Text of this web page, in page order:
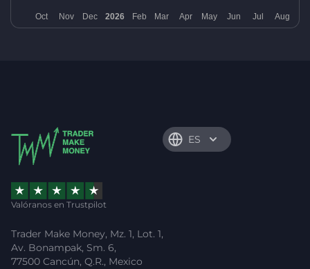
ES
Valóranos en Trustpilot
Trader Make Money, Mz. 1, Lot. 1,
Av. Bonampak, Sm. 6,
77500 Cancún, Q.R., Mexico